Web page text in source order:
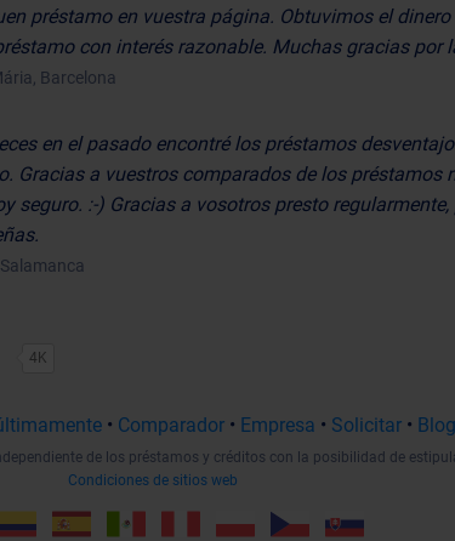
préstamo en vuestra página. Obtuvimos el
con interés razonable. Muchas gracias por
Barcelona
en el pasado encontré los préstamos
Gracias a vuestros comparados de los préstamos
seguro. :-) Gracias a vosotros presto
4K
• Comparador • Empresa • Solicitar • Blog
de los préstamos y créditos con la posibilidad de
Condiciones de sitios web